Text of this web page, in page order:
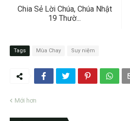
Chia Sẻ Lời Chúa, Chúa Nhật
19 Thườ...
Tags Mùa Chay Suy niệm
Mới hơn